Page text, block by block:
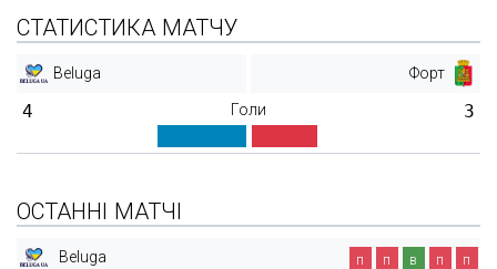
СТАТИСТИКА МАТЧУ
Beluga Форт
4 Голи 3
ОСТАННІ МАТЧІ
Beluga п п в п п